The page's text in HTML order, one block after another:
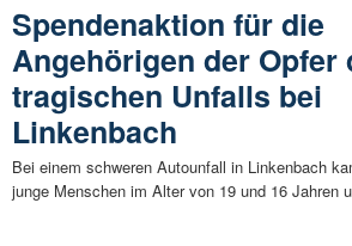
Spendenaktion für die
Angehörigen der Opfer
tragischen Unfalls bei
Linkenbach
Bei einem schweren Autounfall in Linkenbach
junge Menschen im Alter von 19 und 16 Jahren